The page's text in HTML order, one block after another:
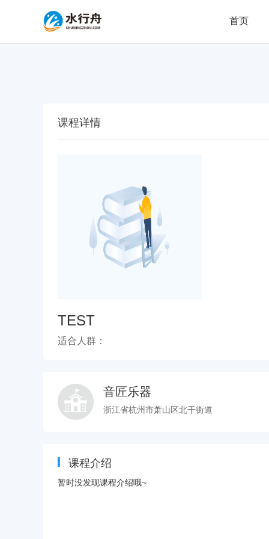
首页
课程详情
TEST
适合人群：
音匠乐器
浙江省杭州市萧山区北干街道
课程介绍
暂时没发现课程介绍哦~